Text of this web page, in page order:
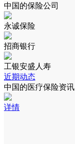
中国的保险公司
永诚保险
招商银行
工银安盛人寿
近期动态
中国的医疗保险资讯
详情